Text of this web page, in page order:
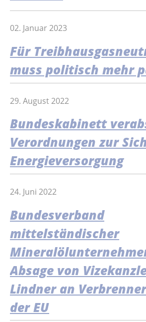
02. Januar 2023
Für
muss politisch mehr
29. August 2022
Bundeskabinett
Verordnungen zur
Energieversorgung
24. Juni 2022
Bundesverband
mittelständischer
Absage von
Lindner an
der EU